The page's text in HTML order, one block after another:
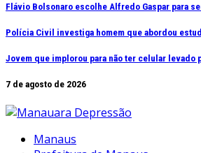
Flávio Bolsonaro escolhe Alfredo Gaspar para
Polícia Civil investiga homem que abordou
Jovem que implorou para não ter celular levado
7 de agosto de 2026
Manaus